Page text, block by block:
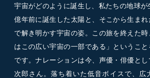
宇宙がどのように誕生し、私たちの地球
億年前に誕生した太陽と、そこから生ま
で解き明かす宇宙の姿。この旅を終えた
はこの広い宇宙の一部である」というこ
です。ナレーションは今、声優・俳優と
次郎さん。落ち着いた低音ボイスで、広